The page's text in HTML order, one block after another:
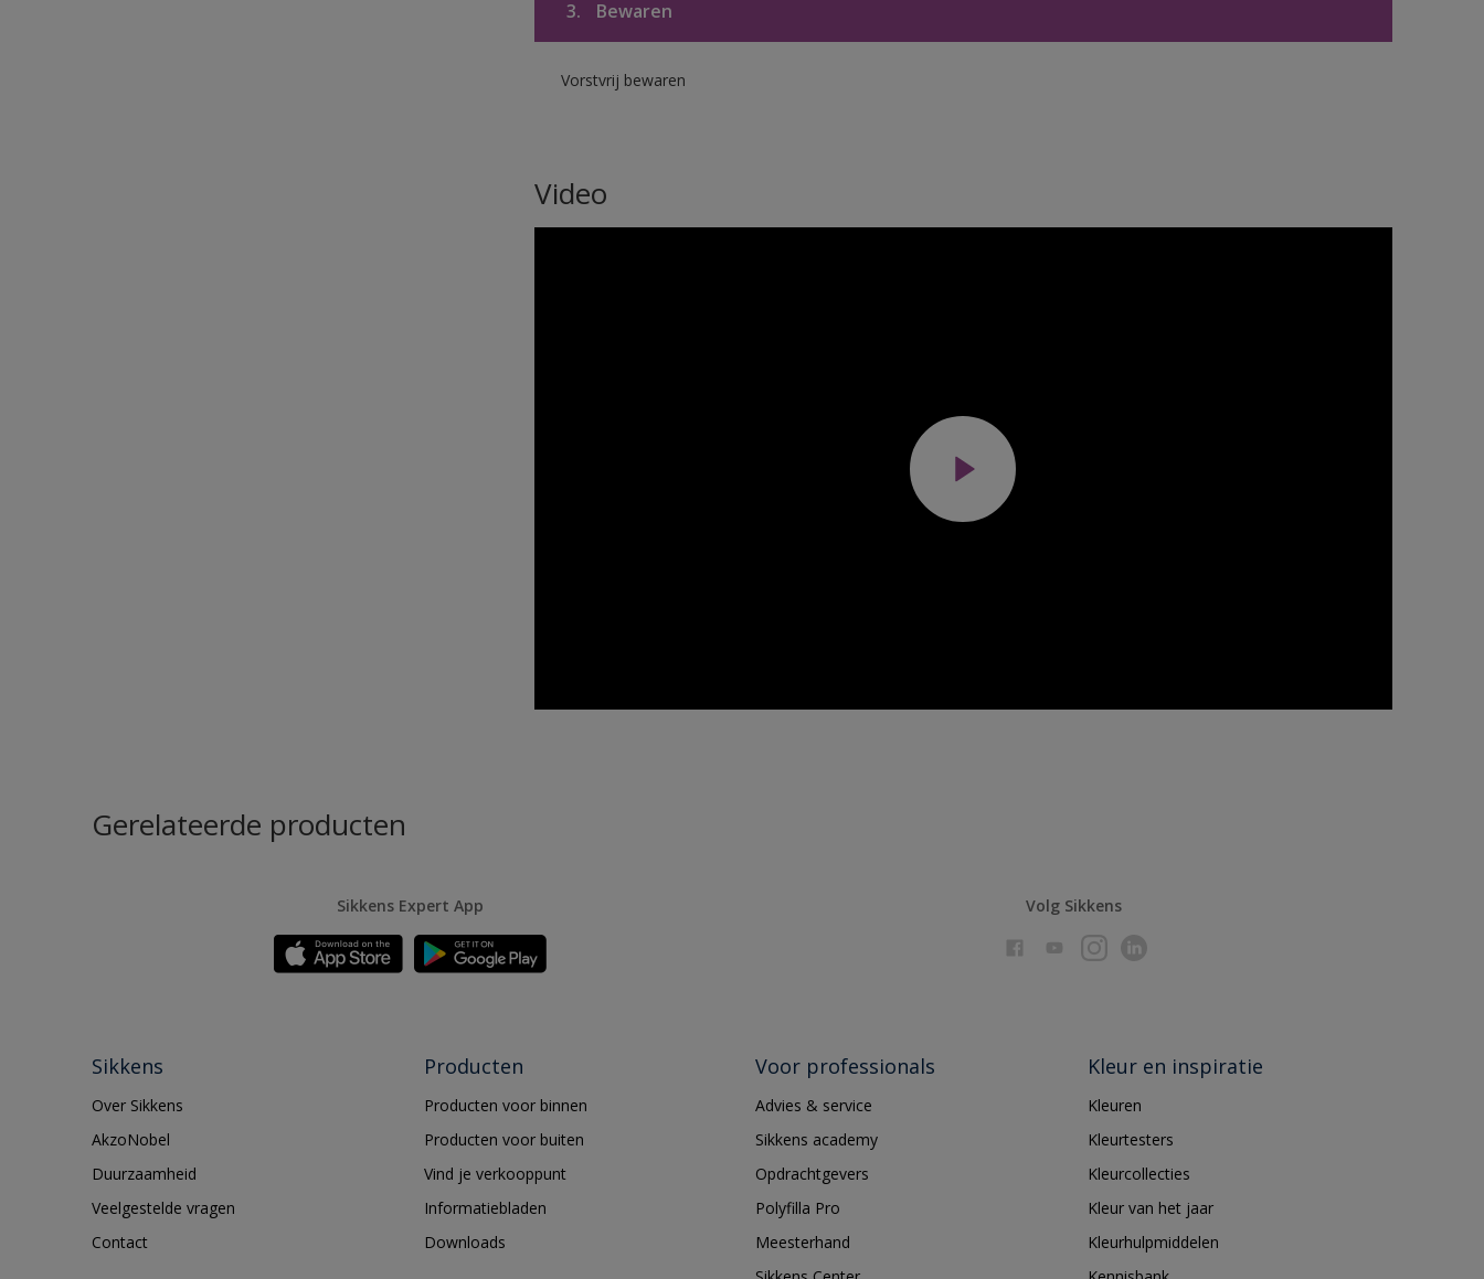
3. Bewaren
Vorstvrij bewaren
Video
Gerelateerde producten
Sikkens Expert App Volg Sikkens
Sikkens
Over Sikkens
AkzoNobel
Duurzaamheid
Veelgestelde vragen
Contact
Producten
Producten voor binnen
Producten voor buiten
Vind je verkooppunt
Informatiebladen
Downloads
Voor professionals
Advies & service
Sikkens academy
Opdrachtgevers
Polyfilla Pro
Meesterhand
Kleur en inspiratie
Kleuren
Kleurtesters
Kleurcollecties
Kleur van het jaar
Kleurhulpmiddelen